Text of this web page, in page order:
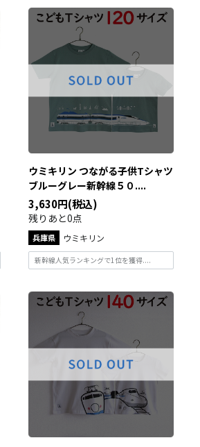
ウミキリン つながる子供Tシャツ
ブルーグレー新幹線５０....
3,630円(税込)
残りあと0点
兵庫県 ウミキリン
新幹線人気ランキングで1位を獲得....